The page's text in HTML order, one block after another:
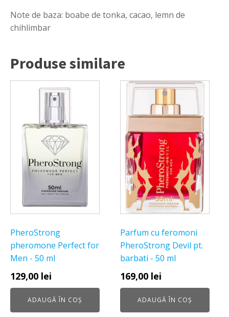
Note de baza: boabe de tonka, cacao, lemn de
chihlimbar
Produse similare
PheroStrong
pheromone Perfect for
Men - 50 ml
129,00 lei
ADAUGĂ ÎN COȘ
Parfum cu feromoni
PheroStrong Devil pt.
barbati - 50 ml
169,00 lei
ADAUGĂ ÎN COȘ